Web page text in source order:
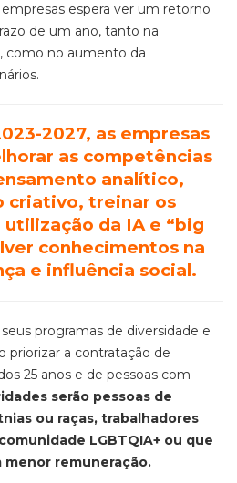
espera ver um retorno
de um ano, tanto na
como no aumento da
2027, as empresas
as competências
analítico,
criativo, treinar os
da IA e “big
conhecimentos na
e influência social.
programas de diversidade e
priorizar a contratação de
25 anos e de pessoas com
serão pessoas de
ou raças, trabalhadores
LGBTQIA+ ou que
remuneração.